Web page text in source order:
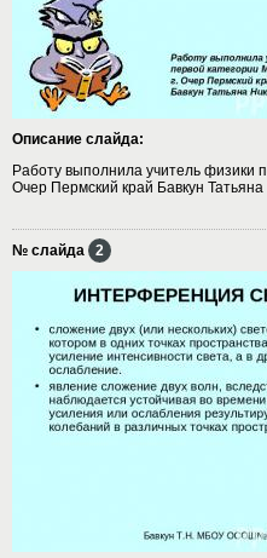
Описание слайда:
Работу выполнила учитель
Очер Пермский край Бавкун
№ слайда 2